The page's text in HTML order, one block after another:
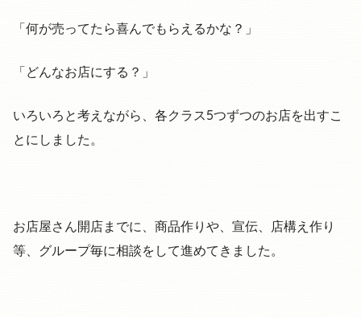
「何が売ってたら喜んでもらえるかな？」
「どんなお店にする？」
いろいろと考えながら、各クラス5つずつのお店を出すこ
とにしました。
お店屋さん開店までに、商品作りや、宣伝、店構え作り
等、グループ毎に相談をして進めてきました。